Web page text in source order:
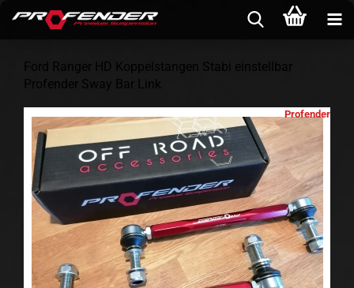
Ford Ranger HD Koppelstangen Stabi einstellbar
Profender Sway Bar Link
Profender